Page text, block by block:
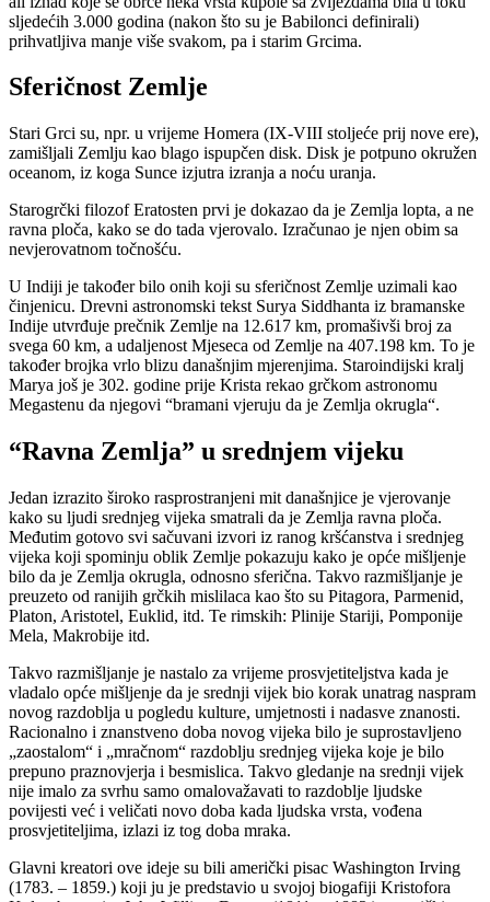
sljedećih 3.000 godina (nakon što su je Babilonci definirali)
prihvatljiva manje više svakom, pa i starim Grcima.
Sferičnost Zemlje
Stari Grci su, npr. u vrijeme Homera (IX-VIII stoljeće prij nove ere),
zamišljali Zemlju kao blago ispupčen disk. Disk je potpuno okružen
oceanom, iz koga Sunce izjutra izranja a noću uranja.
Starogrčki filozof Eratosten prvi je dokazao da je Zemlja lopta, a ne
ravna ploča, kako se do tada vjerovalo. Izračunao je njen obim sa
nevjerovatnom točnošću.
U Indiji je također bilo onih koji su sferičnost Zemlje uzimali kao
činjenicu. Drevni astronomski tekst Surya Siddhanta iz bramanske
Indije utvrđuje prečnik Zemlje na 12.617 km, promašivši broj za
svega 60 km, a udaljenost Mjeseca od Zemlje na 407.198 km. To je
također brojka vrlo blizu današnjim mjerenjima. Staroindijski kralj
Marya još je 302. godine prije Krista rekao grčkom astronomu
Megastenu da njegovi “bramani vjeruju da je Zemlja okrugla“.
“Ravna Zemlja” u srednjem vijeku
Jedan izrazito široko rasprostranjeni mit današnjice je vjerovanje
kako su ljudi srednjeg vijeka smatrali da je Zemlja ravna ploča.
Međutim gotovo svi sačuvani izvori iz ranog kršćanstva i srednjeg
vijeka koji spominju oblik Zemlje pokazuju kako je opće mišljenje
bilo da je Zemlja okrugla, odnosno sferična. Takvo razmišljanje je
preuzeto od ranijih grčkih mislilaca kao što su Pitagora, Parmenid,
Platon, Aristotel, Euklid, itd. Te rimskih: Plinije Stariji, Pomponije
Mela, Makrobije itd.
Takvo razmišljanje je nastalo za vrijeme prosvjetiteljstva kada je
vladalo opće mišljenje da je srednji vijek bio korak unatrag naspram
novog razdoblja u pogledu kulture, umjetnosti i nadasve znanosti.
Racionalno i znanstveno doba novog vijeka bilo je suprostavljeno
„zaostalom“ i „mračnom“ razdoblju srednjeg vijeka koje je bilo
prepuno praznovjerja i besmislica. Takvo gledanje na srednji vijek
nije imalo za svrhu samo omalovažavati to razdoblje ljudske
povijesti već i veličati novo doba kada ljudska vrsta, vođena
prosvjetiteljima, izlazi iz tog doba mraka.
Glavni kreatori ove ideje su bili američki pisac Washington Irving
(1783. – 1859.) koji ju je predstavio u svojoj biogafiji Kristofora